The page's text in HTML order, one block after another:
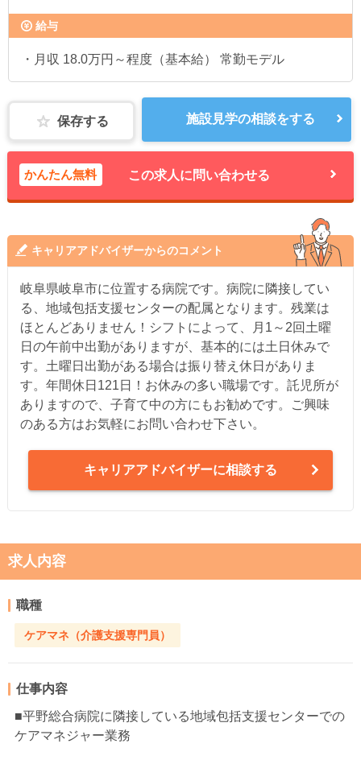
給与
・月収 18.0万円～程度（基本給） 常勤モデル
保存する 施設見学の相談をする
かんたん無料 この求人に問い合わせる
キャリアアドバイザーからのコメント
岐阜県岐阜市に位置する病院です。病院に隣接してい
る、地域包括支援センターの配属となります。残業は
ほとんどありません！シフトによって、月1～2回土曜
日の午前中出勤がありますが、基本的には土日休みで
す。土曜日出勤がある場合は振り替え休日がありま
す。年間休日121日！お休みの多い職場です。託児所が
ありますので、子育て中の方にもお勧めです。ご興味
のある方はお気軽にお問い合わせ下さい。
キャリアアドバイザーに相談する
求人内容
職種
ケアマネ（介護支援専門員）
仕事内容
■平野総合病院に隣接している地域包括支援センターでの
ケアマネジャー業務